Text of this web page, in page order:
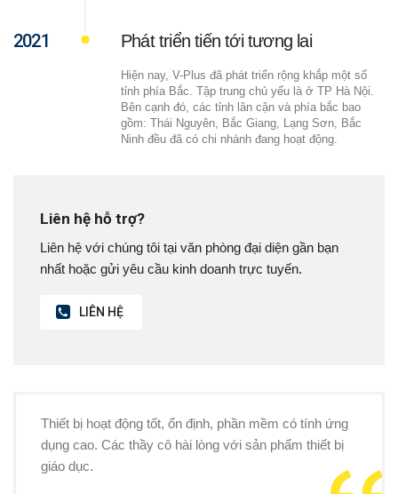
2021 Phát triển tiến tới tương lai
Hiện nay, V-Plus đã phát triển rộng khắp một số
tỉnh phía Bắc. Tập trung chủ yếu là ở TP Hà Nội.
Bên cạnh đó, các tỉnh lân cận và phía bắc bao
gồm: Thái Nguyên, Bắc Giang, Lạng Sơn, Bắc
Ninh đều đã có chi nhánh đang hoạt động.
Liên hệ hỗ trợ?
Liên hệ với chúng tôi tại văn phòng đại diện gần bạn
nhất hoặc gửi yêu cầu kinh doanh trực tuyến.
LIÊN HỆ
Thiết bị hoạt động tốt, ổn định, phần mềm có tính ứng
dụng cao. Các thầy cô hài lòng với sản phẩm thiết bị
giáo dục.